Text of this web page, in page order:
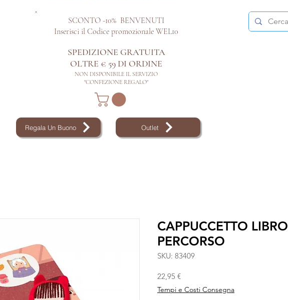
SCONTO -10% BENVENUTI
Inserisci il Codice promozionale WEL10
SPEDIZIONE GRATUITA
OLTRE € 59 DI ORDINE​
NON DISPONIBILE IL SERVIZIO
"CONFEZIONE REGALO"
Regala Un Buono Outlet
CAPPUCCETTO LIBRO
PERCORSO
SKU: 83409
22,95 €Prezzo
Tempi e Costi Consegna